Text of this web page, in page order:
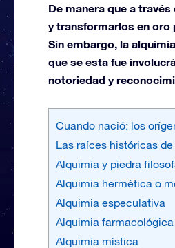
De manera que a
y transformarlos en oro
Sin embargo, la
que se esta fue
notoriedad y
Cuando nació: los
Las raíces históricas
Alquimia y piedra
Alquimia hermética o
Alquimia especulativa
Alquimia
Alquimia mística